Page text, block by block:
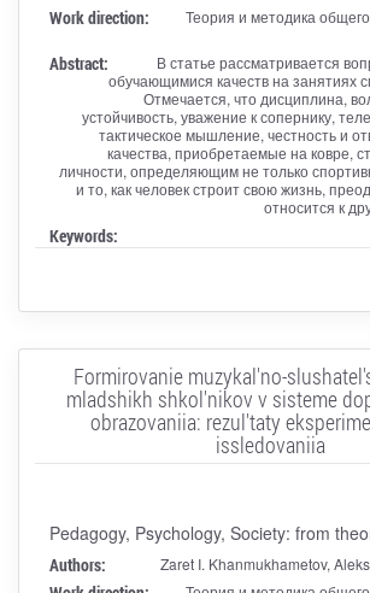
Work direction:
Теория и методика
Abstract:
В статье рассматривается
обучающимися качеств на занятиях
Отмечается, что дисциплина,
устойчивость, уважение к сопернику,
тактическое мышление, честность и
качества, приобретаемые на ковре,
личности, определяющим не только
и то, как человек строит свою жизнь,
относится к
Keywords:
Formirovanie muzykal'no-
mladshikh shkol'nikov v sisteme
obrazovaniia: rezul'taty
issledovaniia
Pedagogy, Psychology, Society: from
Authors: Zaret I. Khanmukhametov,